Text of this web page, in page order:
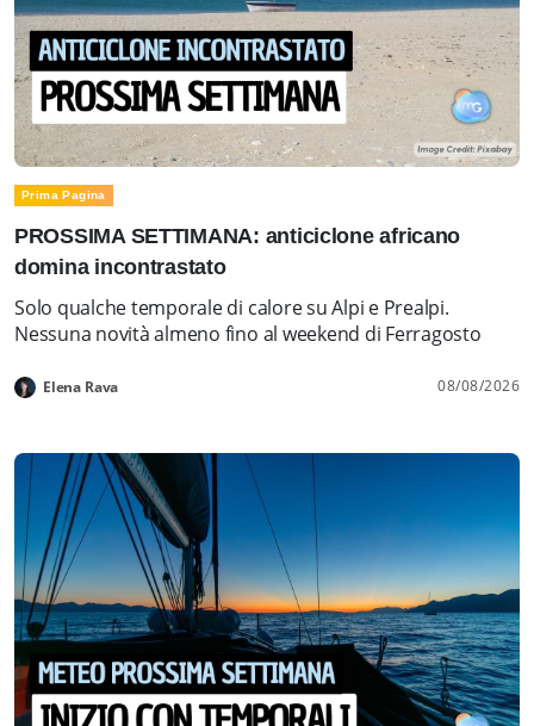
Prima Pagina
PROSSIMA SETTIMANA: anticiclone africano
domina incontrastato
Solo qualche temporale di calore su Alpi e Prealpi.
Nessuna novità almeno fino al weekend di Ferragosto
Elena Rava 08/08/2026